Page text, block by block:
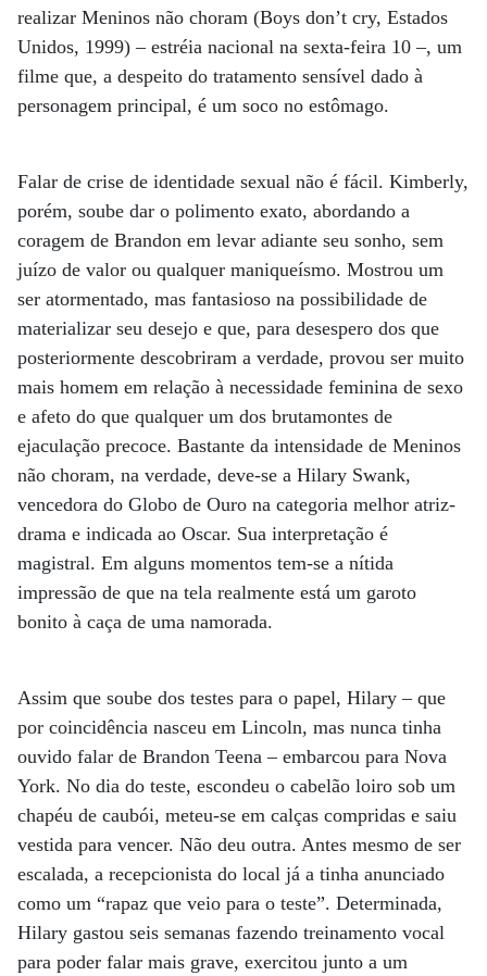
realizar Meninos não choram (Boys don’t cry, Estados
Unidos, 1999) – estréia nacional na sexta-feira 10 –, um
filme que, a despeito do tratamento sensível dado à
personagem principal, é um soco no estômago.
Falar de crise de identidade sexual não é fácil. Kimberly,
porém, soube dar o polimento exato, abordando a
coragem de Brandon em levar adiante seu sonho, sem
juízo de valor ou qualquer maniqueísmo. Mostrou um
ser atormentado, mas fantasioso na possibilidade de
materializar seu desejo e que, para desespero dos que
posteriormente descobriram a verdade, provou ser muito
mais homem em relação à necessidade feminina de sexo
e afeto do que qualquer um dos brutamontes de
ejaculação precoce. Bastante da intensidade de Meninos
não choram, na verdade, deve-se a Hilary Swank,
vencedora do Globo de Ouro na categoria melhor atriz-
drama e indicada ao Oscar. Sua interpretação é
magistral. Em alguns momentos tem-se a nítida
impressão de que na tela realmente está um garoto
bonito à caça de uma namorada.
Assim que soube dos testes para o papel, Hilary – que
por coincidência nasceu em Lincoln, mas nunca tinha
ouvido falar de Brandon Teena – embarcou para Nova
York. No dia do teste, escondeu o cabelão loiro sob um
chapéu de caubói, meteu-se em calças compridas e saiu
vestida para vencer. Não deu outra. Antes mesmo de ser
escalada, a recepcionista do local já a tinha anunciado
como um “rapaz que veio para o teste”. Determinada,
Hilary gastou seis semanas fazendo treinamento vocal
para poder falar mais grave, exercitou junto a um